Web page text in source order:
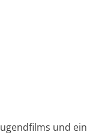
und